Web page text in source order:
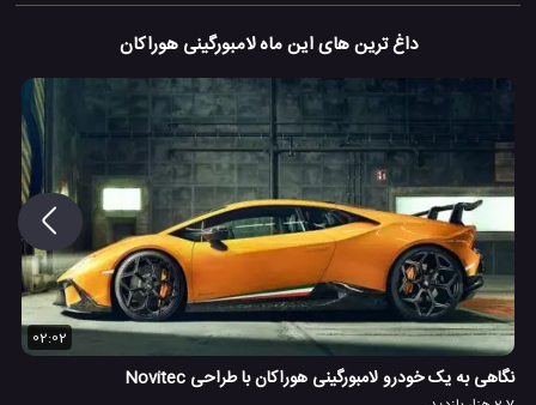
داغ ترین های این ماه لامبورگینی هوراکان
02:02
نگاهی به یک خودرو لامبورگینی هوراکان با طراحی Novitec